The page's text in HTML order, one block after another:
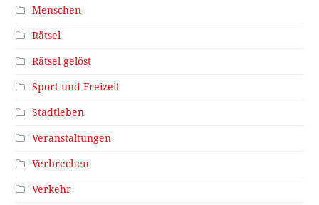
Menschen
Rätsel
Rätsel gelöst
Sport und Freizeit
Stadtleben
Veranstaltungen
Verbrechen
Verkehr